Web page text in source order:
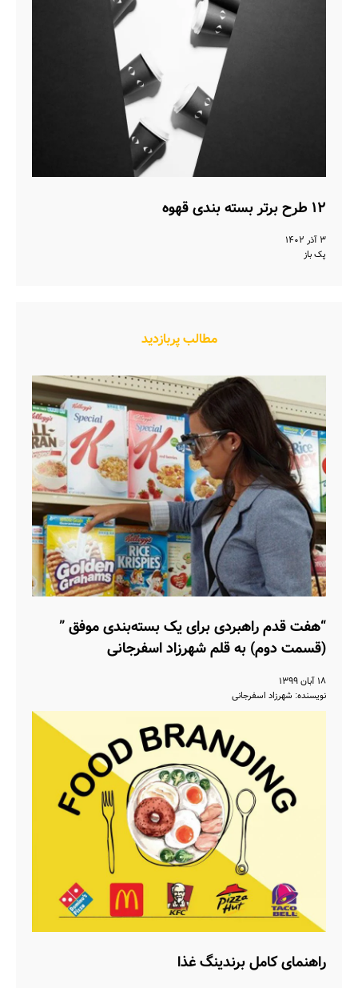
۱۲ طرح برتر بسته بندی قهوه
۳ آذر ۱۴۰۲
پک باز
مطالب پربازدید
“هفت قدم راهبردی برای یک بسته‌بندی موفق ”
(قسمت دوم) به قلم شهرزاد اسفرجانی
۱۸ آبان ۱۳۹۹
نویسنده: شهرزاد اسفرجانی
راهنمای کامل برندینگ غذا